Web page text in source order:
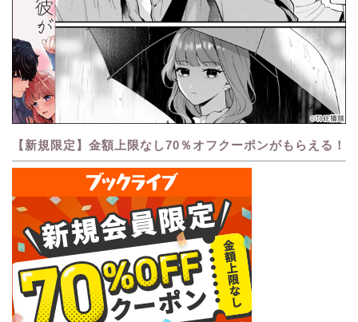
【新規限定】金額上限なし70％オフクーポンがもらえる！